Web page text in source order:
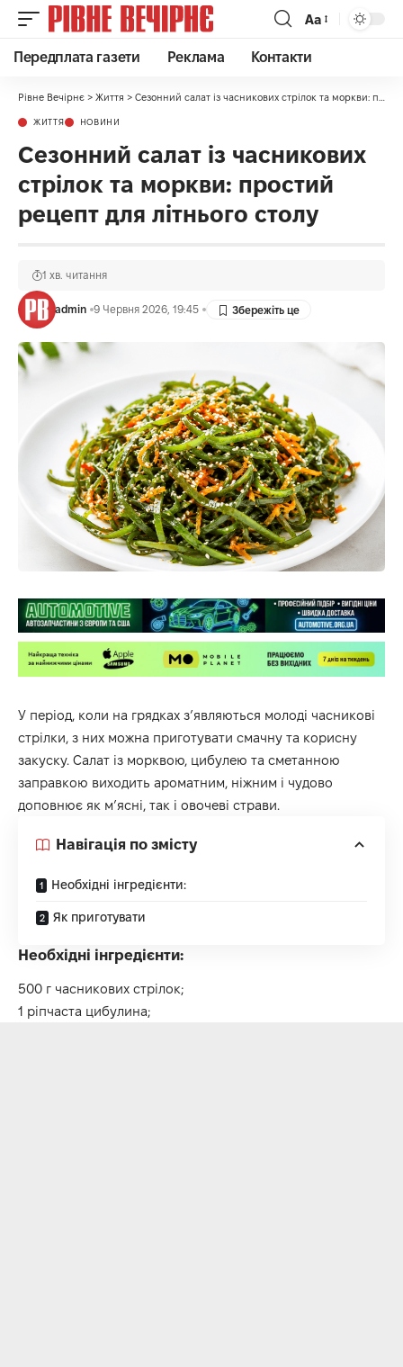
Аа
Передплата газети Реклама Контакти
Рівне Вечірнє > Життя > Сезонний салат із часникових стрілок та моркви: простий рецепт для літнього столу
ЖИТТЯ НОВИНИ
Сезонний салат із часникових
стрілок та моркви: простий
рецепт для літнього столу
admin 9 Червня 2026, 19:45
1 хв. читання
У період, коли на грядках з’являються молоді часникові
стрілки, з них можна приготувати смачну та корисну
закуску. Салат із морквою, цибулею та сметанною
заправкою виходить ароматним, ніжним і чудово
доповнює як м’ясні, так і овочеві страви.
Навігація по змісту
Необхідні інгредієнти:
Як приготувати
Необхідні інгредієнти:
500 г часникових стрілок;
1 ріпчаста цибулина;